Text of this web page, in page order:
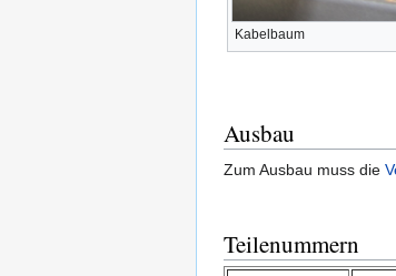
Kabelbaum
Ausbau
Zum Ausbau muss die
Teilenummern